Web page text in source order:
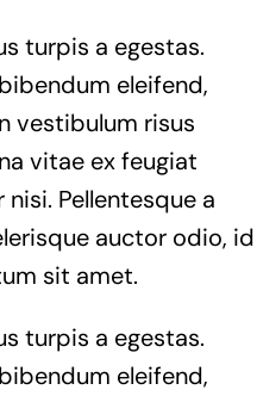
turpis a egestas.
eleifend,
vestibulum risus
vitae ex feugiat
Pellentesque a
auctor odio, id
sit amet.
turpis a egestas.
eleifend,